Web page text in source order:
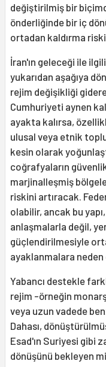
değiştirilmiş bir
önderliğinde bir iç
ortadan kaldırma
İran'ın geleceği ile
yukarıdan aşağıya
rejim değişikliği
Cumhuriyeti aynen
ayakta kalırsa,
ulusal veya etnik
kesin olarak
coğrafyaların
marjinalleşmiş
riskini artıracak.
olabilir, ancak bu
anlaşmalarla değil,
güçlendirilmesiyle
ayaklanmalara neden
Yabancı destekle
rejim -örneğin
veya uzun vadede
Dahası,
Esad'ın Suriyesi gibi
dönüşünü bekleyen